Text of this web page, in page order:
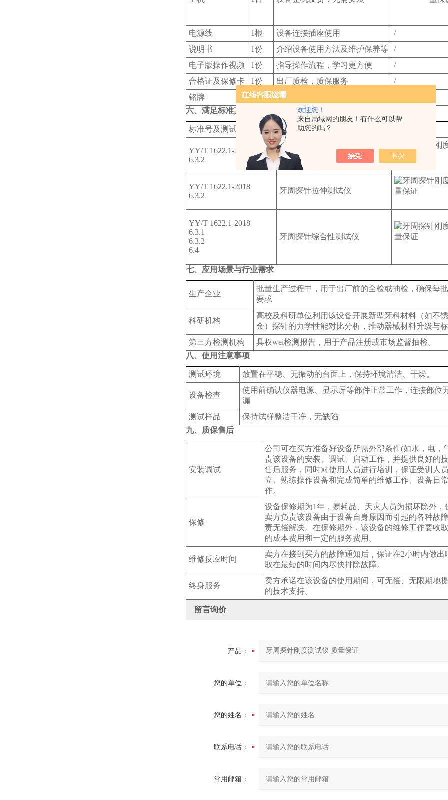
欢迎您！
来自局域网的朋友！有什么可以帮
助您的吗？
电源线 1根 设备连接插座使用
/
说明书
1份 介绍设备使用方法及维护保养等
/
电子版操作视频
1份 指导操作流程，学习更方便
/
合格证及保修卡
1份 出厂质检，质保服务
/
铭牌
1个 设备出厂标识
六、满足标准其他测试项的仪器（完整资料可咨询销售）
标准号及测试项 仪器名称
YY/T 1622.1-2018
6.3.2
牙周探针扭矩测试仪
YY/T 1622.1-2018
6.3.2
牙周探针拉伸测试仪
YY/T 1622.1-2018
6.3.1
6.3.2
6.4
牙周探针综合性测试仪
七、应用场景与行业需求
生产企业
批量生产过程中，用于出厂前的全检或抽检，确保每
要求
科研机构
高校及科研单位利用该设备开展新型牙科材料（如不
金）探针的力学性能对比分析，推动器械材料升级与
第三方检测机构
具权wei检测报告，用于产品注册或市场监督抽检。
八、使用注意事项
测试环境 放置在平稳、无振动的台面上，保持环境清洁、干燥。
设备检查
使用前确认仪器电源、显示屏等部件正常工作，连接部位
漏
测试样品
保持试样整洁干净，无缺陷
九、质保售后
安装调试
公司可在买方准备好设备所需外部条件(如水，电，
责该设备的安装、调试、启动工作，并提供良好的
售后服务，同时对使用人员进行培训，保证受训人
立、熟练操作设备和完成简单的维修工作、设备日
作。
保修
设备保修期为1年，易耗品、天灾人员为损坏除外，
卖方负责该设备由于设备自身原因而引起的各种故
责无偿解决。在保修期外，该设备的维修工作要收
的成本费用和一定的服务费用。
维修反应时间
卖方在接到买方的故障通知后，保证在2小时内做出
取在最短的时间内尽快排除故障。
终身服务
卖方承诺在该设备的使用期间，可无偿、无限期地
的技术支持。
留言询价
产品：
您的单位：
您的姓名：
联系电话：
常用邮箱：